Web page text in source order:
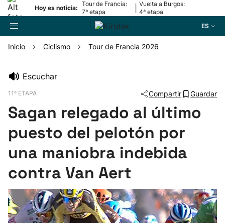
Hoy es noticia:
Tour de Francia:
7ª etapa
Vuelta a Burgos:
4ª etapa
ES
Pelota
Remo
Ciclismo
Inicio Ciclismo Tour de Francia 2026
Escuchar
11ª ETAPA Compartir Guardar
Sagan relegado al último
puesto del pelotón por
una maniobra indebida
contra Van Aert